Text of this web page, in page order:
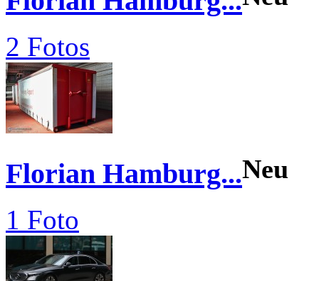
2 Fotos
Florian Hamburg...Neu
1 Foto